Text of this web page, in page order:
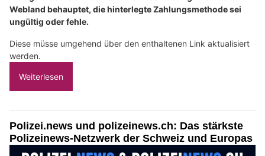
Webland behauptet, die hinterlegte Zahlungsmethode sei
ungültig oder fehle.
Diese müsse umgehend über den enthaltenen Link aktualisiert
werden.
Weiterlesen
Polizei.news und polizeinews.ch: Das stärkste
Polizeinews-Netzwerk der Schweiz und Europas